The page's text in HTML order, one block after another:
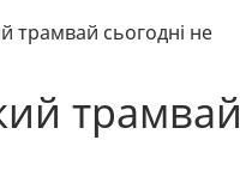
трамвай сьогодні не
трамвай